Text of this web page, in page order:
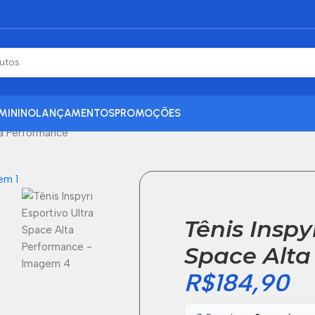
LANÇAMENTOSPROMOÇÕES
Performance
Tênis
Space
R$184,90